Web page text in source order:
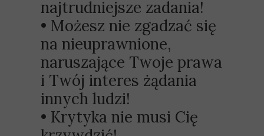
najtrudniejsze zadania!
• Możesz nie zgadzać się
na nieuprawnione,
naruszające Twoje prawa
i Twój interes żądania
innych ludzi!
• Krytyka nie musi Cię